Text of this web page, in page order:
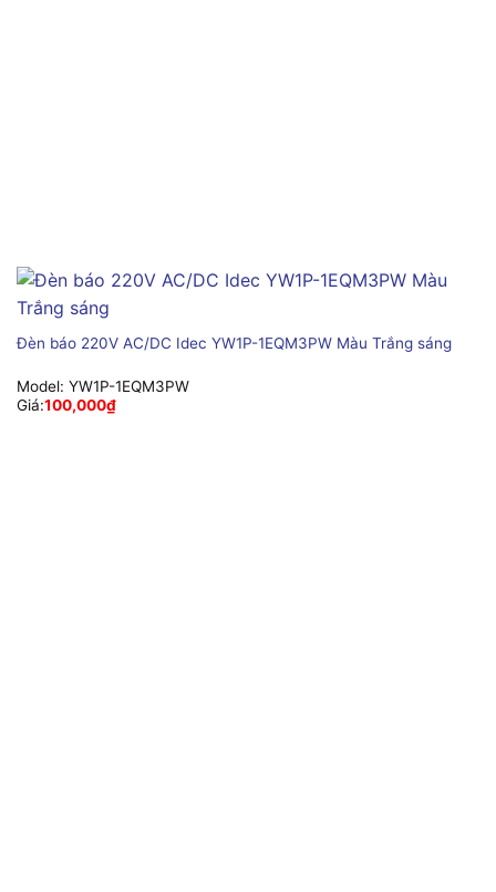
Đèn báo 220V AC/DC Idec YW1P-1EQM3PW Màu Trắng sáng
Model: YW1P-1EQM3PW
Giá:100,000₫